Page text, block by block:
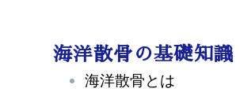
海洋散骨の基礎知識
海洋散骨とは